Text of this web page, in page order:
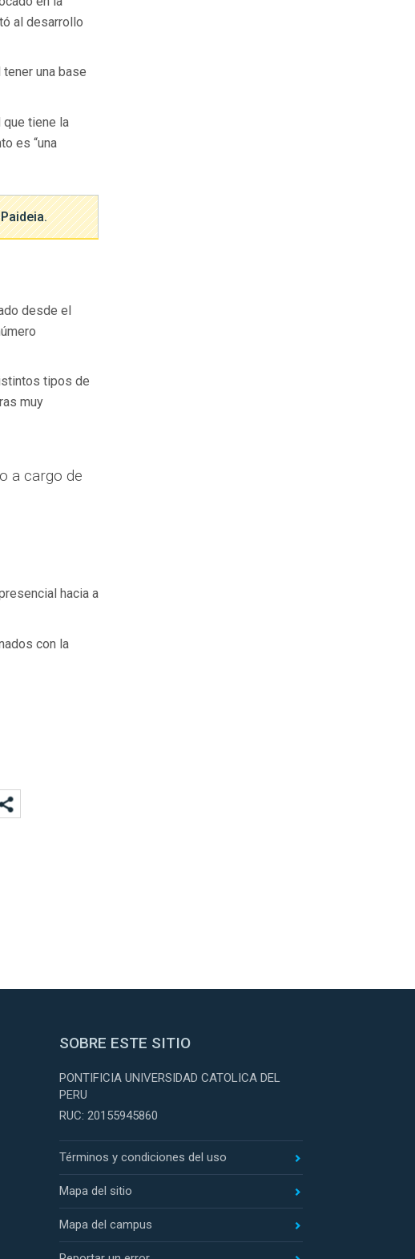
al desarrollo
una base
que tiene la
es “una
desde el
tipos de
muy
a cargo de
hacia a
con la
SOBRE ESTE SITIO
PONTIFICIA UNIVERSIDAD CATOLICA DEL
PERU
RUC: 20155945860
Términos y condiciones del uso
Mapa del sitio
Mapa del campus